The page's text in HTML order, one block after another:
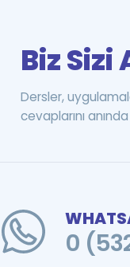
Biz Sizi
Dersler,
cevaplarını anında
0